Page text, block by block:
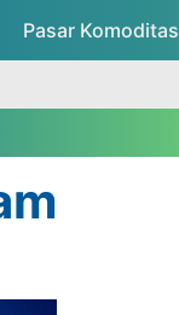
content
Pasar Komoditas